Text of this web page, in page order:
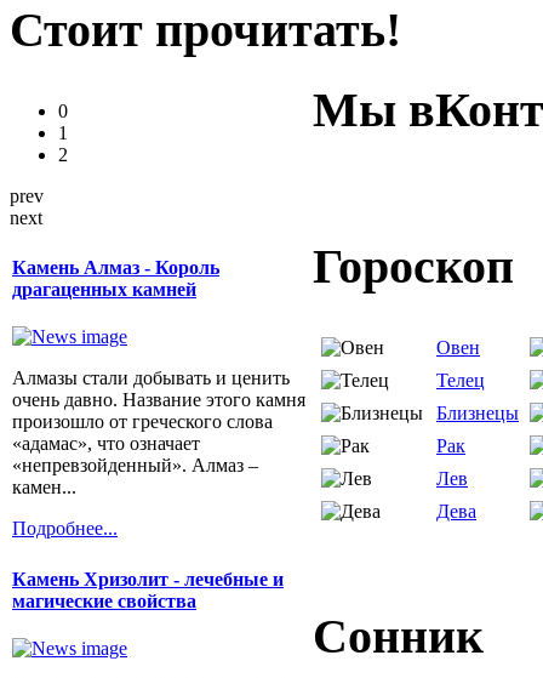
Стоит прочитать!
0
1
2
prev
next
Камень Алмаз - Король
драгаценных камней
Алмазы стали добывать и ценить
очень давно. Название этого камня
произошло от греческого слова
«адамас», что означает
«непревзойденный». Алмаз –
камен...
Подробнее...
Камень Хризолит - лечебные и
магические свойства
Мы
Гороскоп
Овен
Телец
Близнецы
Рак
Лев
Дева
Сонник